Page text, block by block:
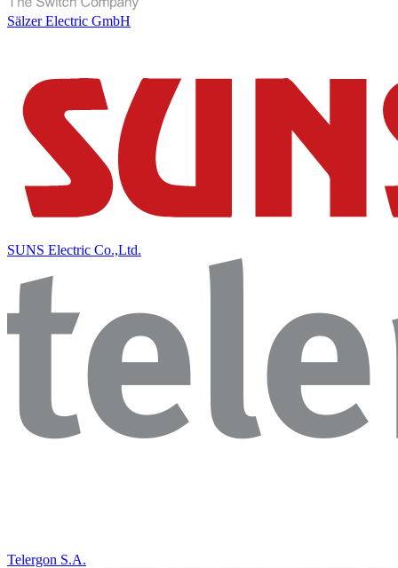
Sälzer Electric GmbH
SUNS Electric Co.,Ltd.
Telergon S.A.